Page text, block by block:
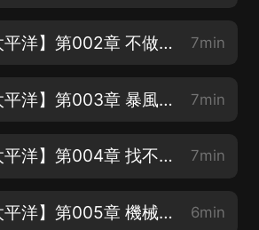
【第1卷：環太平洋】第002章 不做人了【搜索：男人禁地】 7min
【第1卷：環太平洋】第003章 暴風赤紅，爆走了！【搜索：男人禁地】 7min
【第1卷：環太平洋】第004章 找不到原因 7min
【第1卷：環太平洋】第005章 機械降神 6min